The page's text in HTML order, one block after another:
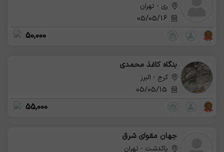
ری - تهران
05/05/16
50,000
بنگاه کاغذ محمدی
کرج - البرز
55,000
جهان مقوای شرق
پاکدشت - تهران